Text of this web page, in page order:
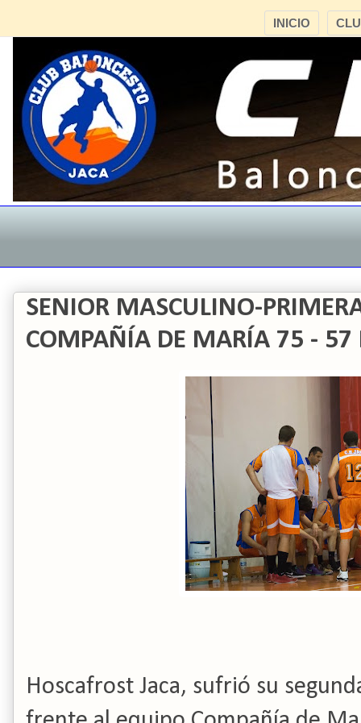
INICIO
SENIOR MASCULINO-
COMPAÑÍA DE MARÍA 75 - 57
Hoscafrost Jaca, sufrió su